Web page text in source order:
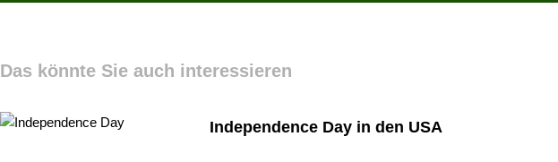
Das könnte Sie auch interessieren
Independence Day in den USA